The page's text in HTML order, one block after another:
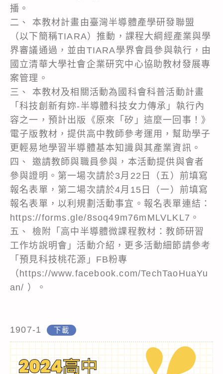
播。
二、 本教材計畫由臺灣半導體產學研發聯盟
（以下簡稱TIARA）推動，課程大綱經產業與學
界審議通過，並由TIARA學界會員參與執行，由
國立清華大學社會企業研究中心協助教材發展專
案管理。
三、 本教材及相關活動為國科會科普活動計畫
「科技創新有妳-半導體科技女力傳承」執行內
容之一，預計出版《原來「矽」這麼一回事！》
電子版教材，提供高中教師參考運用，幫助學子
更輕易地學習半導體基本知識與其產業資訊。
四、 邀請教師與職員參與，本活動提供與會者
參與證明。第一場次請於3月22日（五）前填寫
報名表單，第二場次請於4月15日（一）前填寫
報名表單，以利規劃活動事宜。報名表單連結：
https://forms.gle/8soq49m76mMLVLKL7。
五、 檢附「高中半導體微課程教材：教師研習
工作坊說明會」活動介紹，更多活動細節請參考
「預見科技桃花源」FB粉專
（https://www.facebook.com/TechTaoHuaYu
an/ ）。
1907-1 下載